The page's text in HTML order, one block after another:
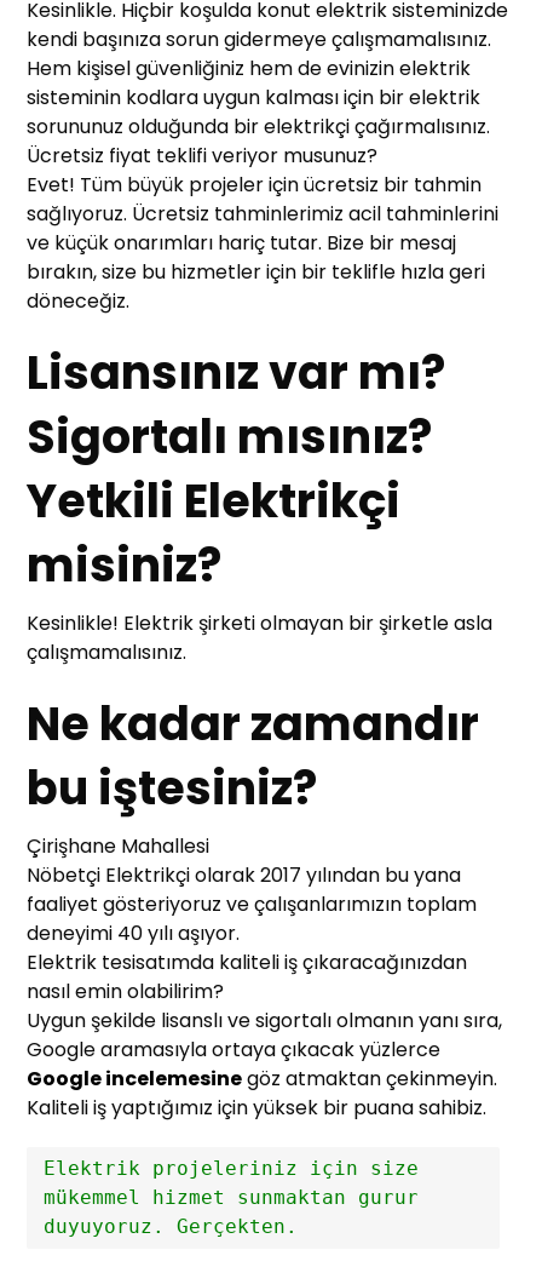
Kesinlikle. Hiçbir koşulda konut elektrik sisteminizde
kendi başınıza sorun gidermeye çalışmamalısınız.
Hem kişisel güvenliğiniz hem de evinizin elektrik
sisteminin kodlara uygun kalması için bir elektrik
sorununuz olduğunda bir elektrikçi çağırmalısınız.
Ücretsiz fiyat teklifi veriyor musunuz?
Evet! Tüm büyük projeler için ücretsiz bir tahmin
sağlıyoruz. Ücretsiz tahminlerimiz acil tahminlerini
ve küçük onarımları hariç tutar. Bize bir mesaj
bırakın, size bu hizmetler için bir teklifle hızla geri
döneceğiz.
Lisansınız var mı?
Sigortalı mısınız?
Yetkili Elektrikçi
misiniz?
Kesinlikle! Elektrik şirketi olmayan bir şirketle asla
çalışmamalısınız.
Ne kadar zamandır
bu iştesiniz?
Çirişhane Mahallesi
Nöbetçi Elektrikçi olarak 2017 yılından bu yana
faaliyet gösteriyoruz ve çalışanlarımızın toplam
deneyimi 40 yılı aşıyor.
Elektrik tesisatımda kaliteli iş çıkaracağınızdan
nasıl emin olabilirim?
Uygun şekilde lisanslı ve sigortalı olmanın yanı sıra,
Google aramasıyla ortaya çıkacak yüzlerce
Google incelemesinegöz atmaktan çekinmeyin.
Kaliteli iş yaptığımız için yüksek bir puana sahibiz.
Elektrik projeleriniz için size
mükemmel hizmet sunmaktan gurur
duyuyoruz. Gerçekten.